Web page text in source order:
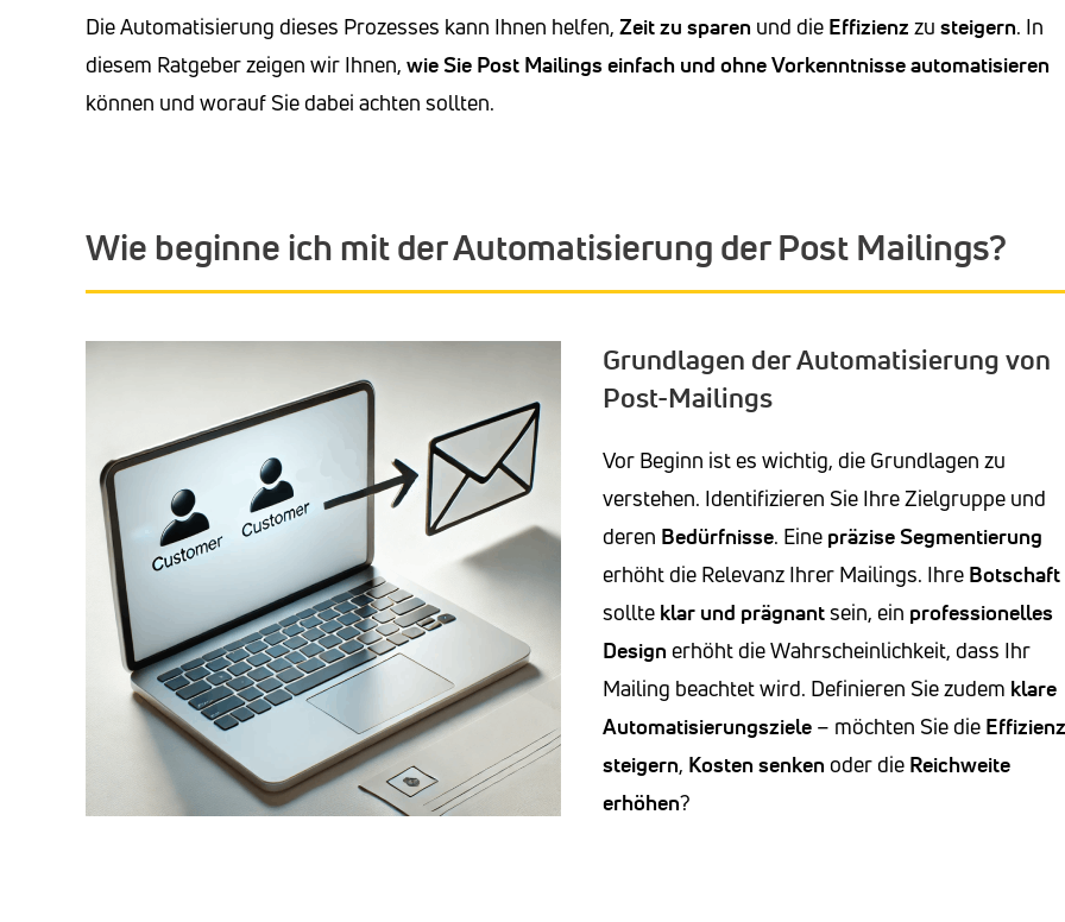
Die Automatisierung dieses Prozesses kann Ihnen helfen, Zeit zu sparen und die Effizienz zu steigern. In
diesem Ratgeber zeigen wir Ihnen, wie Sie Post Mailings einfach und ohne Vorkenntnisse automatisieren
können und worauf Sie dabei achten sollten.
Wie beginne ich mit der Automatisierung der Post Mailings?
Grundlagen der Automatisierung von
Post-Mailings
Vor Beginn ist es wichtig, die Grundlagen zu
verstehen. Identifizieren Sie Ihre Zielgruppe und
deren Bedürfnisse. Eine präzise Segmentierung
erhöht die Relevanz Ihrer Mailings. Ihre Botschaft
sollte klar und prägnantsein, ein professionelles
Design erhöht die Wahrscheinlichkeit, dass Ihr
Mailing beachtet wird. Definieren Sie zudem klare
Automatisierungsziele– möchten Sie die Effizienz
steigern, Kosten senken oder die Reichweite
erhöhen?